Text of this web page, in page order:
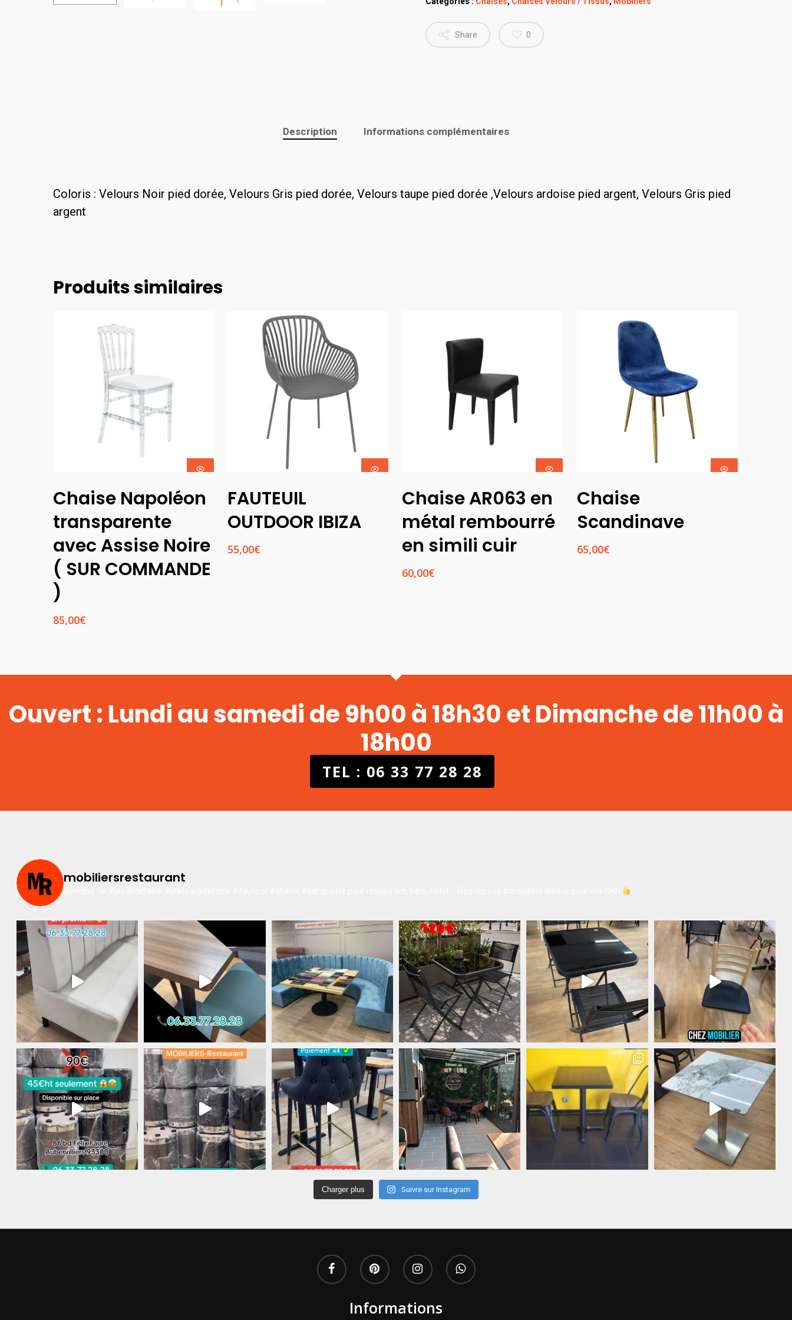
Share 0
Description Informations complémentaires
Coloris : Velours Noir pied dorée, Velours Gris pied dorée, Velours taupe pied dorée ,Velours ardoise pied argent, Velours Gris pied
argent
Produits similaires
Panier
Chaise Napoléon
transparente
avec Assise Noire
( SUR COMMANDE
)
85,00€
Options
FAUTEUIL
OUTDOOR IBIZA
55,00€
Panier
Chaise AR063 en
métal rembourré
en simili cuir
60,00€
Options
Chaise
Scandinave
65,00€
Ouvert : Lundi au samedi de 9h00 à 18h30 et Dimanche de 11h00 à
18h00
TEL : 06 33 77 28 28
mobiliersrestaurant
Charger plus Suivre sur Instagram
Informations